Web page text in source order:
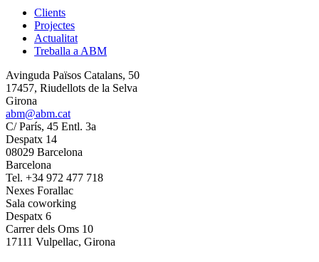
Clients
Projectes
Actualitat
Treballa a ABM
Avinguda Països Catalans, 50
17457, Riudellots de la Selva
Girona
abm@abm.cat
C/ París, 45 Entl. 3a
Despatx 14
08029 Barcelona
Barcelona
Tel. +34 972 477 718
Nexes Forallac
Sala coworking
Despatx 6
Carrer dels Oms 10
17111 Vulpellac, Girona